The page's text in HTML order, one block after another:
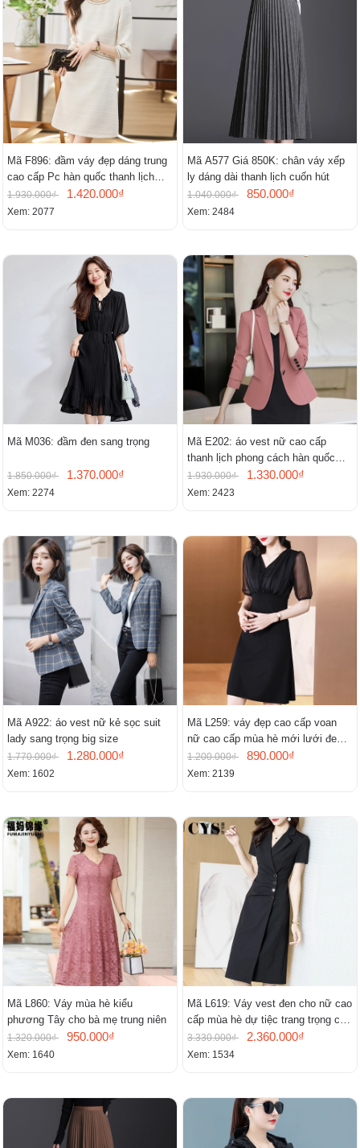
Mã F896: đầm váy đẹp dáng trung
cao cấp Pc hàn quốc thanh lịch
mới
1.930.000₫ 1.420.000₫
Xem: 2077
Mã A577 Giá 850K: chân váy xếp
ly dáng dài thanh lịch cuốn hút
1.040.000₫ 850.000₫
Xem: 2484
Mã M036: đầm đen sang trọng
1.850.000₫ 1.370.000₫
Xem: 2274
Mã E202: áo vest nữ cao cấp
thanh lịch phong cách hàn quốc
mới
1.930.000₫ 1.330.000₫
Xem: 2423
Mã A922: áo vest nữ kẻ sọc suit
lady sang trọng big size
1.770.000₫ 1.280.000₫
Xem: 1602
Mã L259: váy đẹp cao cấp voan
nữ cao cấp mùa hè mới lưới đen
cao cấp khí chất nhỏ tay ngắn
1.200.000₫ 890.000₫
Xem: 2139
Mã L860: Váy mùa hè kiểu
phương Tây cho bà mẹ trung niên
1.320.000₫ 950.000₫
Xem: 1640
Mã L619: Váy vest đen cho nữ cao
cấp mùa hè dự tiệc trang trọng cao
cấp
3.330.000₫ 2.360.000₫
Xem: 1534